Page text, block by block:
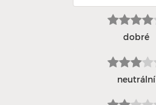
dobré
neutrální